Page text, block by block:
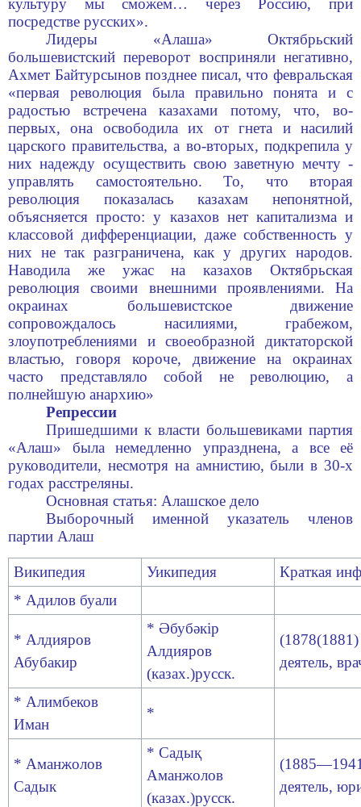
посредстве русских».
Лидеры «Алаша» Октябрьский
большевистский переворот восприняли негативно,
Ахмет Байтурсыновпозднее писал, что февральская
«первая революция была правильно понята и с
радостью встречена казахами потому, что, во-
первых, она освободила их от гнета и насилий
царского правительства, а во-вторых, подкрепила у
них надежду осуществить свою заветную мечту -
управлять самостоятельно. То, что вторая
революция показалась казахам непонятной,
объясняется просто: у казахов нет капитализма и
классовой дифференциации, даже собственность у
них не так разграничена, как у других народов.
Наводила же ужас на казахов Октябрьская
революция своими внешними проявлениями. На
окраинах большевистское движение
сопровождалось насилиями, грабежом,
злоупотреблениями и своеобразной диктаторской
властью, говоря короче, движение на окраинах
часто представляло собой не революцию, а
полнейшую анархию»
Репрессии
Пришедшими к власти большевиками партия
«Алаш» была немедленно упразднена, а все её
руководители, несмотря на амнистию, были в 30-х
годах расстреляны.
Основная статья: Алашское дело
Выборочный именной указатель членов
партии Алаш
Википедия Уикипедия
Краткая
* Адилов буали
* Алдияров
Абубакир
* Әбубәкір
Алдияров
(казах.)русск.
деятель,
* Алимбеков
Иман
*
* Аманжолов
Садык
* Садық
Аманжолов
(казах.)русск.
деятель,